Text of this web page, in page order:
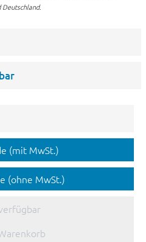
(mit MwSt.)
(ohne MwSt.)